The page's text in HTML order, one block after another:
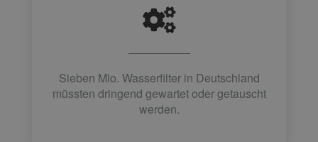
Sieben Mio. Wasserfilter in Deutschland
müssten dringend gewartet oder getauscht
werden.